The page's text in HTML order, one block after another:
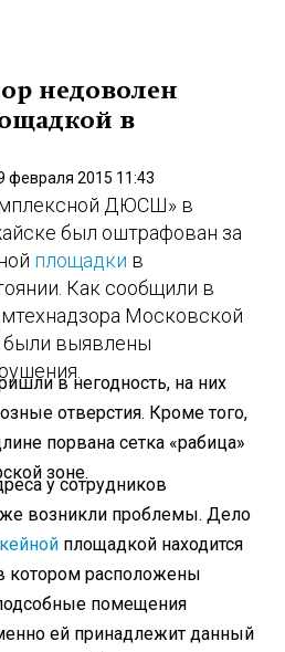
недоволен
в
февраля 2015 11:43
ДЮСШ» в
был оштрафован за
площадки в
Как сообщили в
Московской
были выявлены
в негодность, на них
отверстия. Кроме того,
порвана сетка «рабица»
зоне.
у сотрудников
возникли проблемы. Дело
площадкой находится
котором расположены
помещения
ей принадлежит данный